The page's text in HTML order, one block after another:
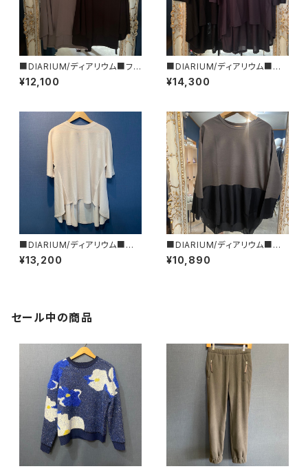
■DIARIUM/ディアリウム■フレ
アー・タンクトップ■初秋新作！
■MADE IN JAPAN
¥12,100
■DIARIUM/ディアリウム■バッ
クフレアーカットソー■初秋新
作！■MADE IN JAPAN
¥14,300
■DIARIUM/ディアリウム■バッ
クフレアー・ドルマンカットソー
■春夏新作！■MADE IN JAPA
¥13,200
■DIARIUM/ディアリウム■シ
アー切り替えトップス■春夏新
作！■MADE IN JAPAN
¥10,890
セール中の商品